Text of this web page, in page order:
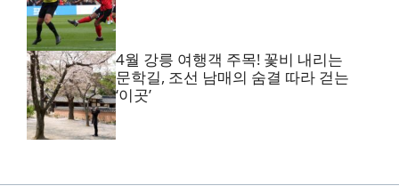
4월 강릉 여행객 주목! 꽃비 내리는
문학길, 조선 남매의 숨결 따라 걷는
‘이곳’